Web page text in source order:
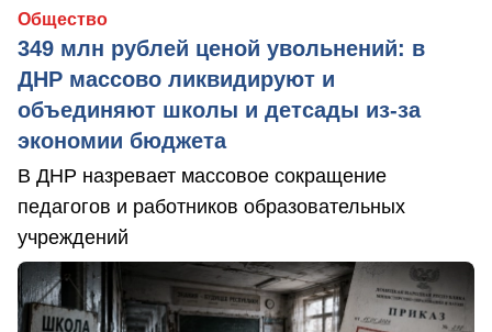
Общество
349 млн рублей ценой увольнений: в
ДНР массово ликвидируют и
объединяют школы и детсады из-за
экономии бюджета
В ДНР назревает массовое сокращение
педагогов и работников образовательных
учреждений